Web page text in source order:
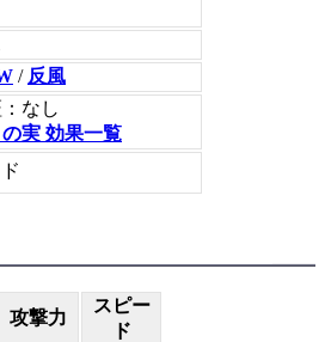
/ 反風
なし
実 効果一覧
攻撃力
スピー
ド